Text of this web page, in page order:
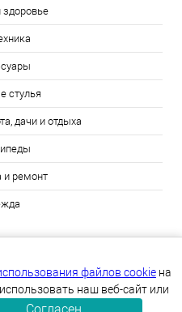
здоровье
стулья
дачи и отдыха
и ремонт
КОРЗИНА
файлов cookie на
наш веб-сайт или